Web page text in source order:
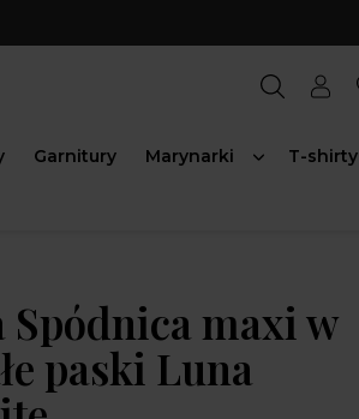
Garnitury Marynarki T-shirty
Spódnica maxi w
paski Luna